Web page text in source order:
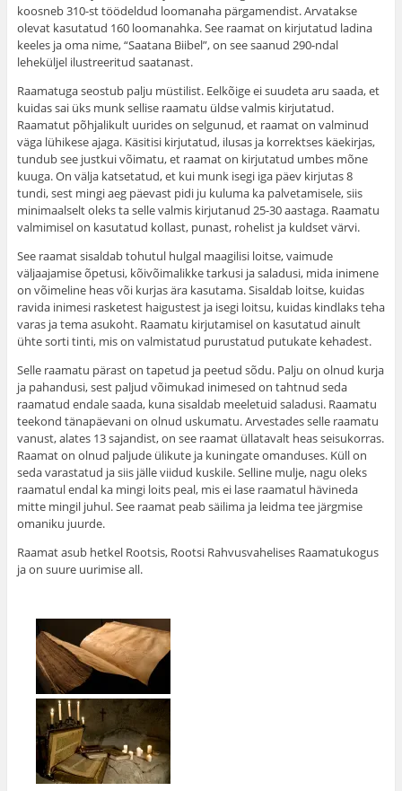
koosneb 310-st töödeldud loomanaha pärgamendist. Arvatakse
olevat kasutatud 160 loomanahka. See raamat on kirjutatud ladina
keeles ja oma nime, “Saatana Biibel”, on see saanud 290-ndal
leheküljel ilustreeritud saatanast.
Raamatuga seostub palju müstilist. Eelkõige ei suudeta aru saada, et
kuidas sai üks munk sellise raamatu üldse valmis kirjutatud.
Raamatut põhjalikult uurides on selgunud, et raamat on valminud
väga lühikese ajaga. Käsitisi kirjutatud, ilusas ja korrektses käekirjas,
tundub see justkui võimatu, et raamat on kirjutatud umbes mõne
kuuga. On välja katsetatud, et kui munk isegi iga päev kirjutas 8
tundi, sest mingi aeg päevast pidi ju kuluma ka palvetamisele, siis
minimaalselt oleks ta selle valmis kirjutanud 25-30 aastaga. Raamatu
valmimisel on kasutatud kollast, punast, rohelist ja kuldset värvi.
See raamat sisaldab tohutul hulgal maagilisi loitse, vaimude
väljaajamise õpetusi, kõivõimalikke tarkusi ja saladusi, mida inimene
on võimeline heas või kurjas ära kasutama. Sisaldab loitse, kuidas
ravida inimesi rasketest haigustest ja isegi loitsu, kuidas kindlaks teha
varas ja tema asukoht. Raamatu kirjutamisel on kasutatud ainult
ühte sorti tinti, mis on valmistatud purustatud putukate kehadest.
Selle raamatu pärast on tapetud ja peetud sõdu. Palju on olnud kurja
ja pahandusi, sest paljud võimukad inimesed on tahtnud seda
raamatud endale saada, kuna sisaldab meeletuid saladusi. Raamatu
teekond tänapäevani on olnud uskumatu. Arvestades selle raamatu
vanust, alates 13 sajandist, on see raamat üllatavalt heas seisukorras.
Raamat on olnud paljude ülikute ja kuningate omanduses. Küll on
seda varastatud ja siis jälle viidud kuskile. Selline mulje, nagu oleks
raamatul endal ka mingi loits peal, mis ei lase raamatul hävineda
mitte mingil juhul. See raamat peab säilima ja leidma tee järgmise
omaniku juurde.
Raamat asub hetkel Rootsis, Rootsi Rahvusvahelises Raamatukogus
ja on suure uurimise all.